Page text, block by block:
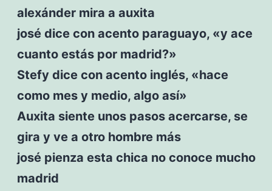
alexánder mira a auxita
josé dice con acento paraguayo, «y ace
cuanto estás por madrid?»
Stefy dice con acento inglés, «hace
como mes y medio, algo así»
Auxita siente unos pasos acercarse, se
gira y ve a otro hombre más
josé pienza esta chica no conoce mucho
madrid